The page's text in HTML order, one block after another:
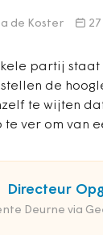
de Koster
partij staat
stellen de
te wijten
te ver om van
Directeur
Deurne via